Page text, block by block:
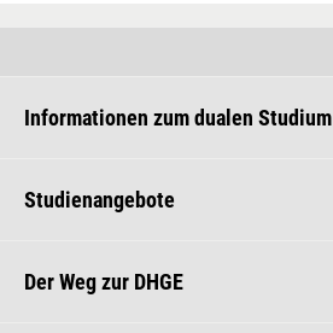
Informationen zum dualen Studium
Studienangebote
Der Weg zur DHGE